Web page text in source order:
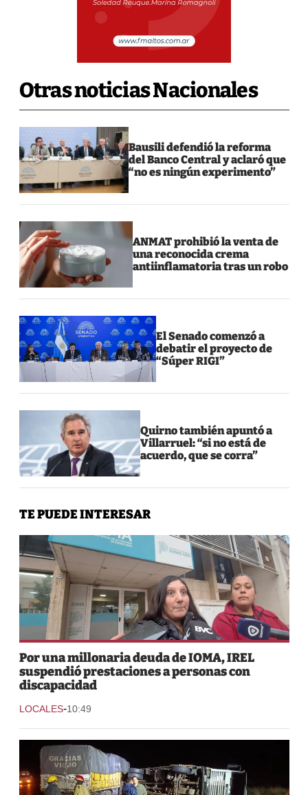
Otras noticias Nacionales
Bausili defendió la reforma
del Banco Central y aclaró que
“no es ningún experimento”
ANMAT prohibió la venta de
una reconocida crema
antiinflamatoria tras un robo
El Senado comenzó a
debatir el proyecto de
“Súper RIGI”
Quirno también apuntó a
Villarruel: “si no está de
acuerdo, que se corra”
TE PUEDE INTERESAR
Por una millonaria deuda de IOMA, IREL
suspendió prestaciones a personas con
discapacidad
LOCALES-10:49